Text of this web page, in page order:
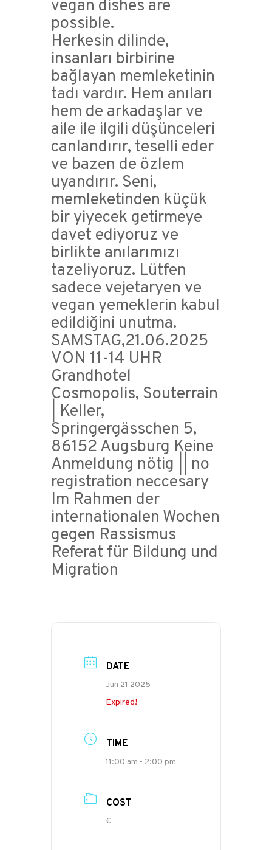
vegan dishes are
possible.
Herkesin dilinde,
insanları birbirine
bağlayan memleketinin
tadı vardır. Hem anıları
hem de arkadaşlar ve
aile ile ilgili düşünceleri
canlandırır, teselli eder
ve bazen de özlem
uyandırır. Seni,
memleketinden küçük
bir yiyecek getirmeye
davet ediyoruz ve
birlikte anılarımızı
tazeliyoruz. Lütfen
sadece vejetaryen ve
vegan yemeklerin kabul
edildiğini unutma.
SAMSTAG,21.06.2025
VON 11-14 UHR
Grandhotel
Cosmopolis, Souterrain
| Keller,
Springergässchen 5,
86152 Augsburg Keine
Anmeldung nötig || no
registration neccesary
Im Rahmen der
internationalen Wochen
gegen Rassismus
Referat für Bildung und
Migration
DATE
Jun 21 2025
Expired!
TIME
11:00 am - 2:00 pm
COST
€